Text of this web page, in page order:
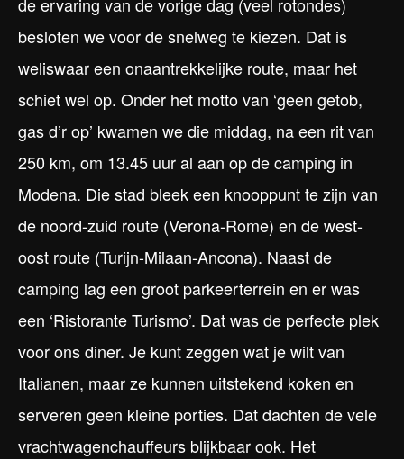
de ervaring van de vorige dag (veel rotondes)
besloten we voor de snelweg te kiezen. Dat is
weliswaar een onaantrekkelijke route, maar het
schiet wel op. Onder het motto van ‘geen getob,
gas d’r op’ kwamen we die middag, na een rit van
250 km, om 13.45 uur al aan op de camping in
Modena. Die stad bleek een knooppunt te zijn van
de noord-zuid route (Verona-Rome) en de west-
oost route (Turijn-Milaan-Ancona). Naast de
camping lag een groot parkeerterrein en er was
een ‘Ristorante Turismo’. Dat was de perfecte plek
voor ons diner. Je kunt zeggen wat je wilt van
Italianen, maar ze kunnen uitstekend koken en
serveren geen kleine porties. Dat dachten de vele
vrachtwagenchauffeurs blijkbaar ook. Het